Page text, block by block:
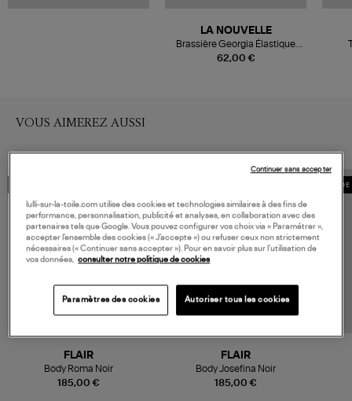
62,00 €
LA NOUVELLE
Brassière Georgia Élastique
Large Lurex Vert
VOUS AIMEREZ AUSSI
185,00 €
FLAIR
Body Roma Noir
185,00 €
FLAIR
Body Josefina Noir
lulli-sur-la-toile.com utilise des cookies et technologies similaires à des fins de
performance, personnalisation, publicité et analyses, en collaboration avec des
partenaires tels que Google. Vous pouvez configurer vos choix via « Paramétrer »,
accepter l’ensemble des cookies (« J’accepte ») ou refuser ceux non strictement
nécessaires (« Continuer sans accepter »). Pour en savoir plus sur l’utilisation de
vos données,
consulter notre politique de cookies
Paramètres des cookies Autoriser tous les cookies
Continuer sans accepter